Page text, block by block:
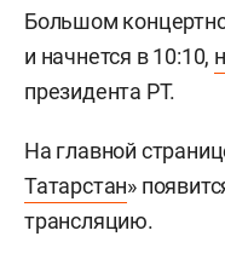
Большом
и начнется в 10:10,
президента РТ.
На главной
Татарстан»
трансляцию.